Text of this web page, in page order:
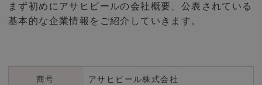
まず初めにアサヒビールの会社概要、公表されている
基本的な企業情報をご紹介していきます。
商号 アサヒビール株式会社